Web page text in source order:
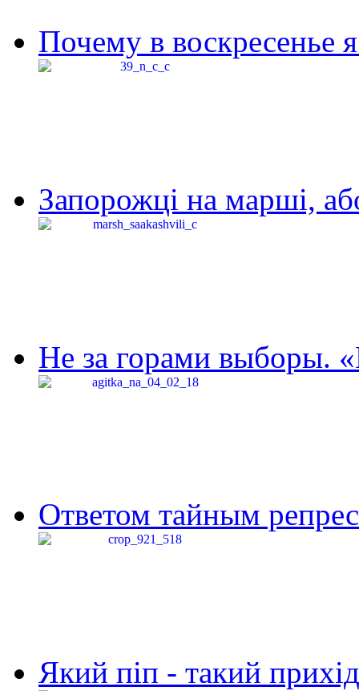
Почему в воскресенье
Запорожці на марші,
Не за горами выборы.
Ответом тайным
Який піп - такий